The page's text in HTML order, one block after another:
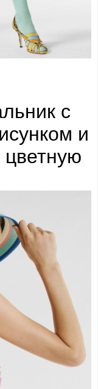
с
и